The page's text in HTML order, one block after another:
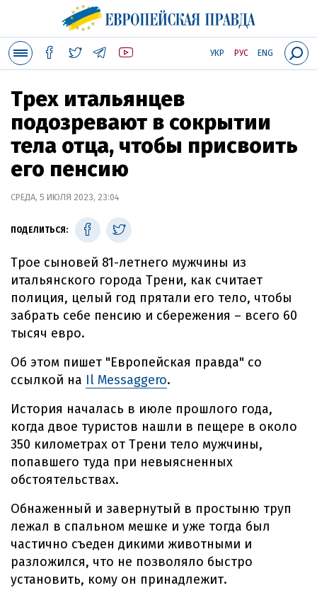
УКР РУС ENG
Трех итальянцев
подозревают в сокрытии
тела отца, чтобы присвоить
его пенсию
СРЕДА, 5 ИЮЛЯ 2023, 23:04
ПОДЕЛИТЬСЯ:
Трое сыновей 81-летнего мужчины из
итальянского города Трени, как считает
полиция, целый год прятали его тело, чтобы
забрать себе пенсию и сбережения – всего 60
тысяч евро.
Об этом пишет "Европейская правда" со
ссылкой на Il Messaggero.
История началась в июле прошлого года,
когда двое туристов нашли в пещере в около
350 километрах от Трени тело мужчины,
попавшего туда при невыясненных
обстоятельствах.
Обнаженный и завернутый в простыню труп
лежал в спальном мешке и уже тогда был
частично съеден дикими животными и
разложился, что не позволяло быстро
установить, кому он принадлежит.